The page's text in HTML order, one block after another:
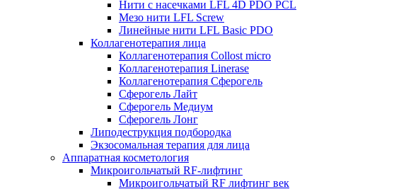
Нити с насечками LFL 4D PDO PCL
Мезо нити LFL Screw
Линейные нити LFL Basic PDO
Коллагенотерапия лица
Коллагенотерапия Collost micro
Коллагенотерапия Linerase
Коллагенотерапия Сферогель
Сферогель Лайт
Сферогель Медиум
Сферогель Лонг
Липодеструкция подбородка
Экзосомальная терапия для лица
Аппаратная косметология
Микроигольчатый RF-лифтинг
Микроигольчатый RF лифтинг век